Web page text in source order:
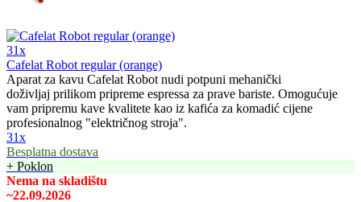
31x
Cafelat Robot regular (orange)
Aparat za kavu Cafelat Robot nudi potpuni mehanički
doživljaj prilikom pripreme espressa za prave bariste. Omogućuje
vam pripremu kave kvalitete kao iz kafića za komadić cijene
profesionalnog "električnog stroja".
31x
Besplatna dostava
+ Poklon
Nema na skladištu
~22.09.2026